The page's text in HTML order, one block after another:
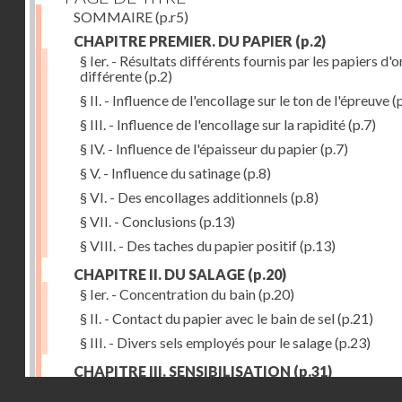
SOMMAIRE(p.r5)
CHAPITRE PREMIER. DU PAPIER (p.2)
§ Ier. - Résultats différents fournis par les papiers
différente(p.2)
§ II. - Influence de l'encollage sur le ton de l'épreuve
§ III. - Influence de l'encollage sur la rapidité(p.7)
§ IV. - Influence de l'épaisseur du papier(p.7)
§ V. - Influence du satinage(p.8)
§ VI. - Des encollages additionnels (p.8)
§ VII. - Conclusions (p.13)
§ VIII. - Des taches du papier positif(p.13)
CHAPITRE II. DU SALAGE (p.20)
§ Ier. - Concentration du bain(p.20)
§ II. - Contact du papier avec le bain de sel(p.21)
§ III. - Divers sels employés pour le salage(p.23)
CHAPITRE III. SENSIBILISATION (p.31)